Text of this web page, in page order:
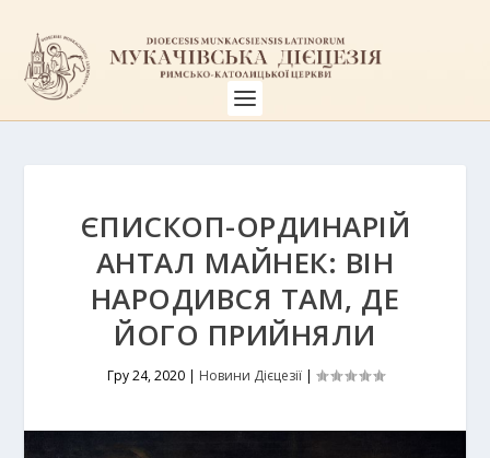
ЄПИСКОП-ОРДИНАРІЙ
АНТАЛ МАЙНЕК: ВІН
НАРОДИВСЯ ТАМ, ДЕ
ЙОГО ПРИЙНЯЛИ
Гру 24, 2020| Новини Дієцезії|